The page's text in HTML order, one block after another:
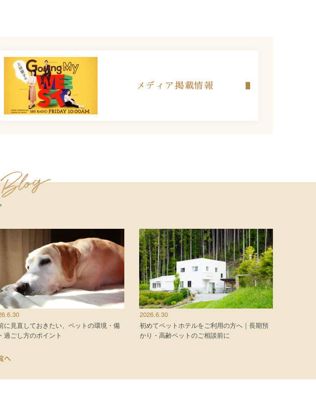
メディア掲載情報​
に見直しておきたい、ペットの環境・備
過ごし方のポイント
2026.6.30
初めてペットホテルをご利用の方へ｜長期預
かり・高齢ペットのご相談前に
へ